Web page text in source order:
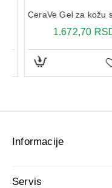
Informacije
Servis